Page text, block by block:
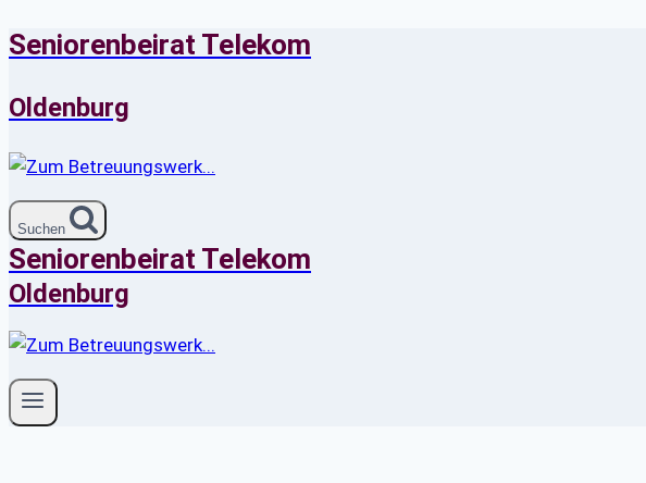
Zum
springen
Seniorenbeirat Telekom
Oldenburg
Suchen
Seniorenbeirat Telekom
Oldenburg